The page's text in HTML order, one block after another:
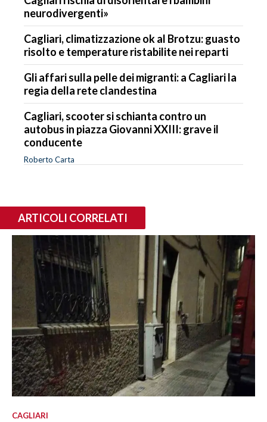
neurodivergenti»
Cagliari, climatizzazione ok al Brotzu: guasto
risolto e temperature ristabilite nei reparti
Gli affari sulla pelle dei migranti: a Cagliari la
regia della rete clandestina
Cagliari, scooter si schianta contro un
autobus in piazza Giovanni XXIII: grave il
conducente
Roberto Carta
ARTICOLI CORRELATI
CAGLIARI